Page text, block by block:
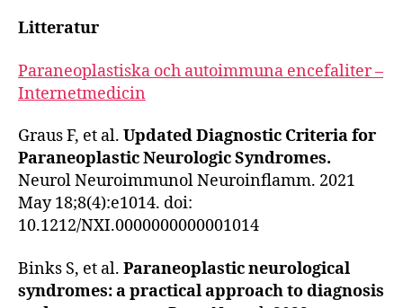
Litteratur
Paraneoplastiska och autoimmuna encefaliter –
Internetmedicin
Graus F, et al. Updated Diagnostic Criteria for
Paraneoplastic Neurologic Syndromes.
Neurol Neuroimmunol Neuroinflamm. 2021
May 18;8(4):e1014. doi:
10.1212/NXI.0000000000001014
Binks S, et al. Paraneoplastic neurological
syndromes: a practical approach to diagnosis